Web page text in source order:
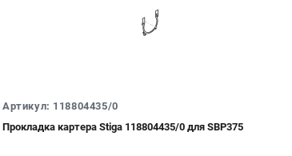
Артикул: 118804435/0
Прокладка картера Stiga 118804435/0 для SBP375